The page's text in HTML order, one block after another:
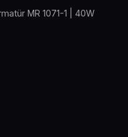
Lambası
MR 1071-1 | 40W